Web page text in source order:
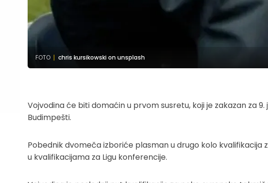
FOTO chris kursikowski on unsplash
Vojvodina će biti domaćin u prvom susretu, koji je zakazan za
Budimpešti.
Pobednik dvomeča izboriće plasman u drugo kolo kvalifikacija
u kvalifikacijama za Ligu konferencije.